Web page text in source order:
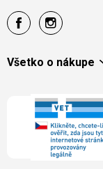
Všetko o nákupe